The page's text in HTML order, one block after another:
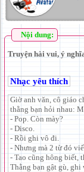
Nội dung:
Truyện hài vui, ý
Nhạc yêu thích
Giờ anh văn, cô giáo
thằng bạn hỏi nhau:
- Pop. Còn mày?
- Disco.
- Rồi ghi vô đi.
- Nhưng mà 2 từ đó
- Tao cũng hông biết,
Thằng bạn gật gù,